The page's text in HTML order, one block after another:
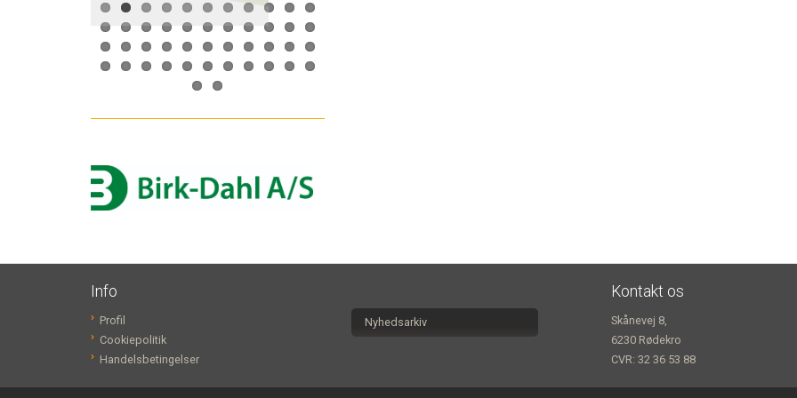
Info
Profil
Cookiepolitik
Handelsbetingelser
Nyhedsarkiv
Kontakt os
Skånevej 8,
6230 Rødekro
CVR: 32 36 53 88